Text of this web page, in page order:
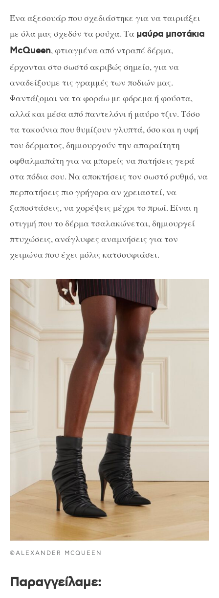
Ένα αξεσουάρ που σχεδιάστηκε για να ταιριάξει
με όλα μας σχεδόν τα ρούχα. Τα μαύρα μποτάκια
McQueen, φτιαγμένα από ντραπέ δέρμα,
έρχονται στο σωστό ακριβώς σημείο, για να
αναδείξουμε τις γραμμές των ποδιών μας.
Φαντάζομαι να τα φοράω με φόρεμα ή φούστα,
αλλά και μέσα από παντελόνι ή μαύρο τζιν. Τόσο
τα τακούνια που θυμίζουν γλυπτά, όσο και η υφή
του δέρματος, δημιουργούν την απαραίτητη
οφθαλμαπάτη για να μπορείς να πατήσεις γερά
στα πόδια σου. Να αποκτήσεις τον σωστό ρυθμό, να
περπατήσεις πιο γρήγορα αν χρειαστεί, να
ξαποστάσεις, να χορέψεις μέχρι το πρωί. Είναι η
στιγμή που το δέρμα τσαλακώνεται, δημιουργεί
πτυχώσεις, ανάγλυφες αναμνήσεις για τον
χειμώνα που έχει μόλις κατσουφιάσει.
©ALEXANDER MCQUEEN
Παραγγείλαμε: